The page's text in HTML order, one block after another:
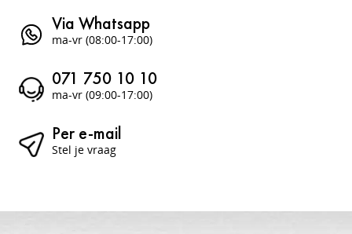
Via Whatsapp
ma-vr (08:00-17:00)
071 750 10 10
ma-vr (09:00-17:00)
Per e-mail
Stel je vraag